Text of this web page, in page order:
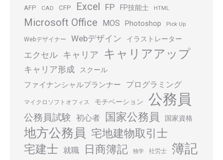
AFP CAD CFP Excel FP FP技能士 HTML
Microsoft Office MOS Photoshop Pick Up
Webデザイナー Webデザイン イラストレーター
エクセル キャリア キャリアアップ
キャリア形成 スクール
ファイナンシャルプランナー プログラミング
マイクロソフトオフィス モチベーション 公務員
公務員試験 初心者 国家公務員 国家資格
地方公務員 宅地建物取引士
宅建士 就職 日商簿記 独学 社労士 簿記